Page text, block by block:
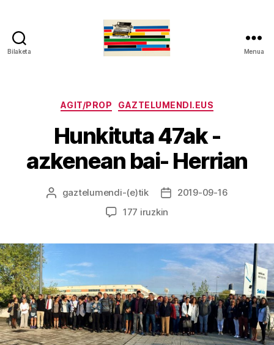
Bilaketa Menua
Kategoriak
AGIT/PROP GAZTELUMENDI.EUS
Hunkituta 47ak -
azkenean bai- Herrian
Argitalpenaren
gaztelumendi-(e)tik
Argitalpenaren
2019-09-16
177 iruzkin
azkenean
bai-
Herrian
sarreran